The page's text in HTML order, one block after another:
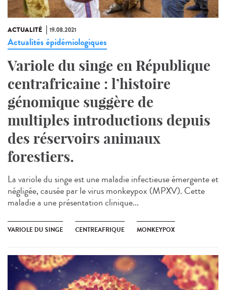
ACTUALITÉ 19.08.2021
Actualités épidémiologiques
Variole du singe en République
centrafricaine : l’histoire
génomique suggère de
multiples introductions depuis
des réservoirs animaux
forestiers.
La variole du singe est une maladie infectieuse émergente et
négligée, causée par le virus monkeypox (MPXV). Cette
maladie a une présentation clinique...
VARIOLE DU SINGE CENTREAFRIQUE MONKEYPOX